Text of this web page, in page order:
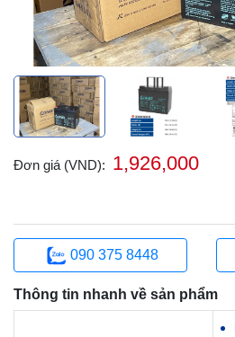
Đơn giá (VND): 1,926,000
090 375 8448
Thông tin nhanh về sản phẩm